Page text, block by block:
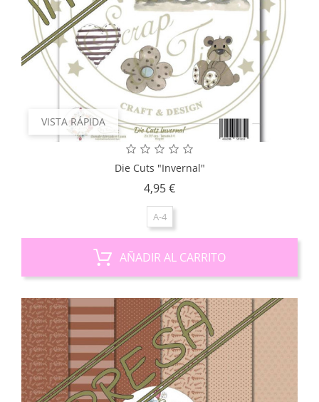
VISTA RÁPIDA
Die Cuts "Invernal"
4,95 €Precio
A-4
AÑADIR AL CARRITO